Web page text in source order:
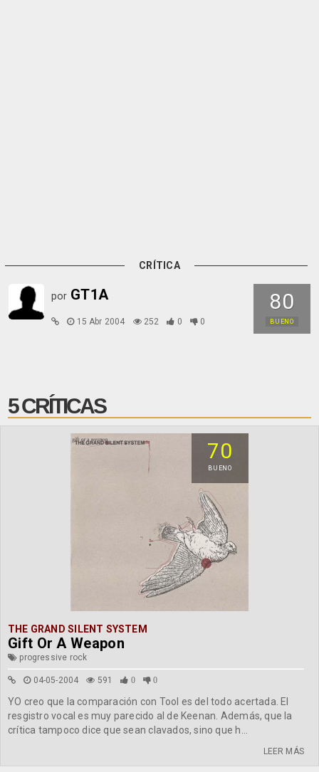
CRÍTICA
80
BUENO
por GT1A
15 Abr 2004 252 0 0
5 CRÍTICAS
70
BUENO
THE GRAND SILENT SYSTEM
Gift Or A Weapon
progressive rock
04-05-2004 591 0 0
YO creo que la comparación con Tool es del todo acertada. El
resgistro vocal es muy parecido al de Keenan. Además, que la
crítica tampoco dice que sean clavados, sino que h...
LEER MÁS